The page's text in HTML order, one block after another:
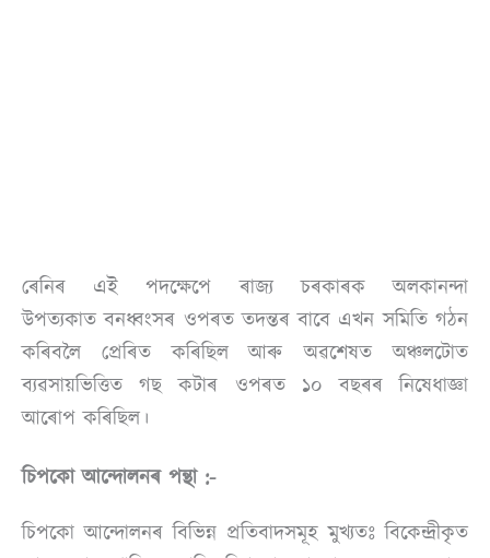
ৰেনিৰ এই পদক্ষেপে ৰাজ্য চৰকাৰক অলকানন্দা
উপত্যকাত বনধ্বংসৰ ওপৰত তদন্তৰ বাবে এখন সমিতি গঠন
কৰিবলৈ প্ৰেৰিত কৰিছিল আৰু অৱশেষত অঞ্চলটোত
ব্যৱসায়ভিত্তিত গছ কটাৰ ওপৰত ১০ বছৰৰ নিষেধাজ্ঞা
আৰোপ কৰিছিল।
চিপকো আন্দোলনৰ পন্থা :-
চিপকো আন্দোলনৰ বিভিন্ন প্ৰতিবাদসমূহ মুখ্যতঃ বিকেন্দ্ৰীকৃত